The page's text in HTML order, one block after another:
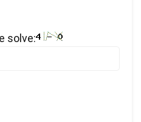
solve: